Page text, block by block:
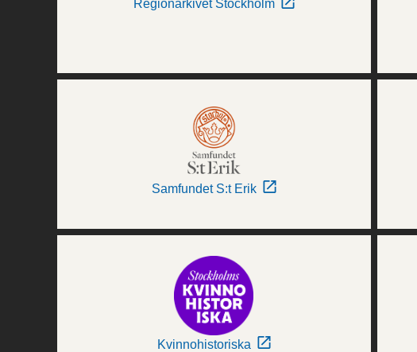
Regionarkivet Stockholm
Samfundet S:t Erik
Kvinnohistoriska